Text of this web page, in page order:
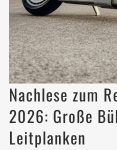
Nachlese zum
2026: Große
Leitplanken